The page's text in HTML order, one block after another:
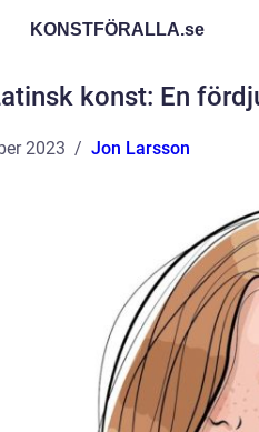
KONSTFÖRALLA.se
konst: En
2023 Jon Larsson